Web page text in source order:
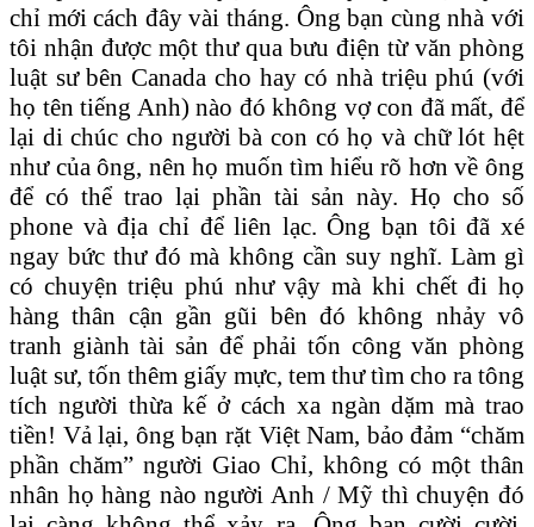
chỉ mới cách đây vài tháng. Ông bạn cùng nhà với
tôi nhận được một thư qua bưu điện từ văn phòng
luật sư bên Canada cho hay có nhà triệu phú (với
họ tên tiếng Anh) nào đó không vợ con đã mất, để
lại di chúc cho người bà con có họ và chữ lót hệt
như của ông, nên họ muốn tìm hiểu rõ hơn về ông
để có thể trao lại phần tài sản này. Họ cho số
phone và địa chỉ để liên lạc. Ông bạn tôi đã xé
ngay bức thư đó mà không cần suy nghĩ. Làm gì
có chuyện triệu phú như vậy mà khi chết đi họ
hàng thân cận gần gũi bên đó không nhảy vô
tranh giành tài sản để phải tốn công văn phòng
luật sư, tốn thêm giấy mực, tem thư tìm cho ra tông
tích người thừa kế ở cách xa ngàn dặm mà trao
tiền! Vả lại, ông bạn rặt Việt Nam, bảo đảm “chăm
phần chăm” người Giao Chỉ, không có một thân
nhân họ hàng nào người Anh / Mỹ thì chuyện đó